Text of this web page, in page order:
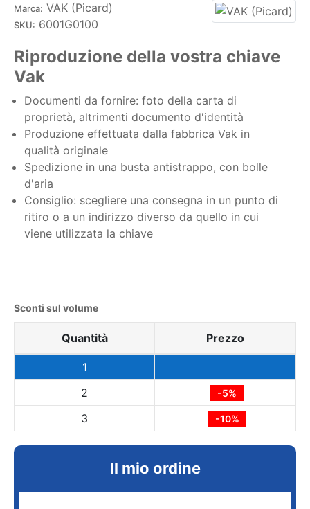
Marca: VAK (Picard)
SKU: 6001G0100
Riproduzione della vostra chiave
Vak
Documenti da fornire: foto della carta di
proprietà, altrimenti documento d'identità
Produzione effettuata dalla fabbrica Vak in
qualità originale
Spedizione in una busta antistrappo, con bolle
d'aria
Consiglio: scegliere una consegna in un punto di
ritiro o a un indirizzo diverso da quello in cui
viene utilizzata la chiave
Sconti sul volume
Quantità Prezzo
1
2
-5%
3 -10%
Il mio ordine